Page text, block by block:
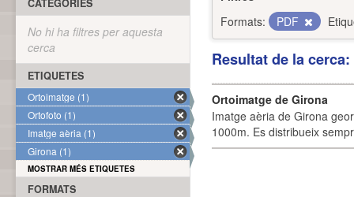
Formats:
PDF
Resultat de la
Ortoimatge de Girona
Imatge aèria de Girona
1000m. Es distribueix
CATEGORIES
No hi ha filtres per aquesta
cerca
ETIQUETES
Ortoimatge (1)
Ortofoto (1)
Imatge aèria (1)
Girona (1)
MOSTRAR MÉS ETIQUETES
FORMATS